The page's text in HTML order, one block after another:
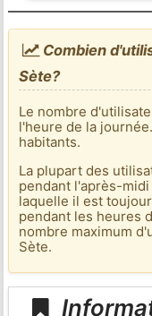
Combien
Sète?
Le nombre
l'heure de la
habitants.
La plupart des
pendant l'après-
laquelle il est
pendant les heures
nombre maximum
Sète.